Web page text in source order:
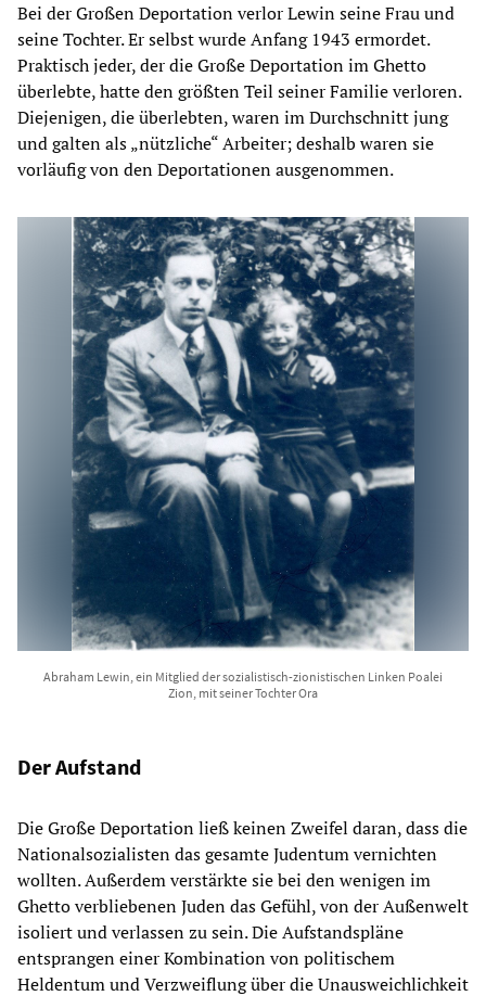
Bei der Großen Deportation verlor Lewin seine Frau und
seine Tochter. Er selbst wurde Anfang 1943 ermordet.
Praktisch jeder, der die Große Deportation im Ghetto
überlebte, hatte den größten Teil seiner Familie verloren.
Diejenigen, die überlebten, waren im Durchschnitt jung
und galten als „nützliche“ Arbeiter; deshalb waren sie
vorläufig von den Deportationen ausgenommen.
Abraham Lewin, ein Mitglied der sozialistisch-zionistischen Linken Poalei
Zion, mit seiner Tochter Ora
Der Aufstand
Die Große Deportation ließ keinen Zweifel daran, dass die
Nationalsozialisten das gesamte Judentum vernichten
wollten. Außerdem verstärkte sie bei den wenigen im
Ghetto verbliebenen Juden das Gefühl, von der Außenwelt
isoliert und verlassen zu sein. Die Aufstandspläne
entsprangen einer Kombination von politischem
Heldentum und Verzweiflung über die Unausweichlichkeit